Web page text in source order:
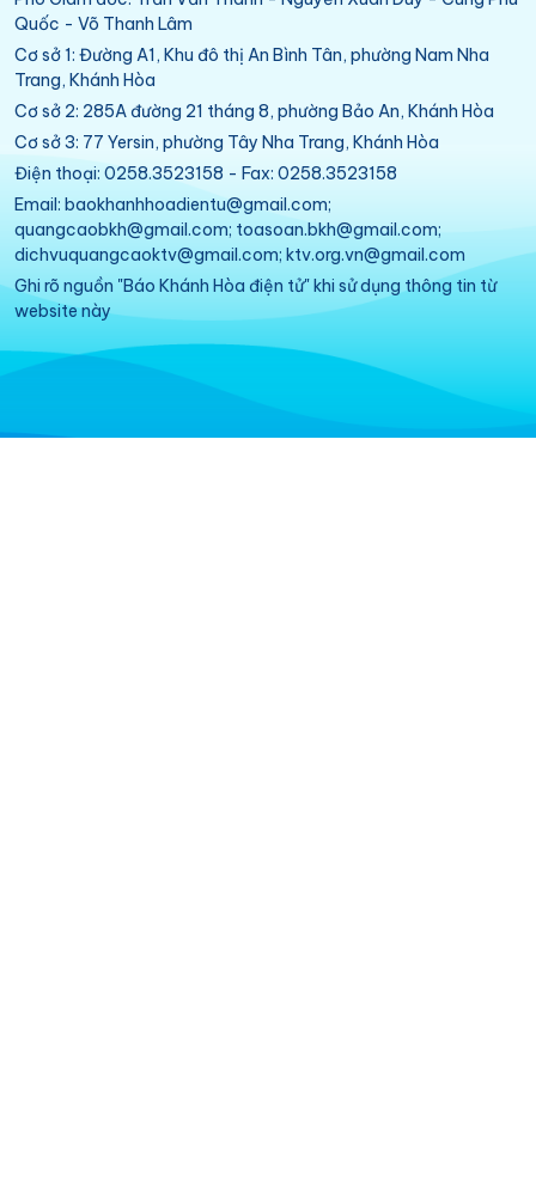
Quốc - Võ Thanh Lâm
Cơ sở 1: Đường A1, Khu đô thị An Bình Tân, phường Nam Nha
Trang, Khánh Hòa
Cơ sở 2: 285A đường 21 tháng 8, phường Bảo An, Khánh Hòa
Cơ sở 3: 77 Yersin, phường Tây Nha Trang, Khánh Hòa
Điện thoại: 0258.3523158 - Fax: 0258.3523158
Email: baokhanhhoadientu@gmail.com;
quangcaobkh@gmail.com; toasoan.bkh@gmail.com;
dichvuquangcaoktv@gmail.com; ktv.org.vn@gmail.com
Ghi rõ nguồn "Báo Khánh Hòa điện tử" khi sử dụng thông tin từ
website này